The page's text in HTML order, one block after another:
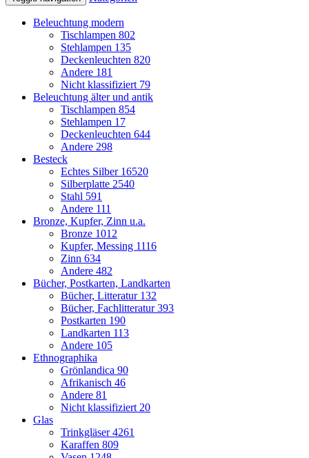
Beleuchtung modern
Tischlampen 802
Stehlampen 135
Deckenleuchten 820
Andere 181
Nicht klassifiziert 79
Beleuchtung älter und antik
Tischlampen 854
Stehlampen 17
Deckenleuchten 644
Andere 298
Besteck
Echtes Silber 16520
Silberplatte 2540
Stahl 591
Andere 111
Bronze, Kupfer, Zinn u.a.
Bronze 1012
Kupfer, Messing 1116
Zinn 634
Andere 482
Bücher, Postkarten, Landkarten
Bücher, Litteratur 132
Bücher, Fachlitteratur393
Postkarten 190
Landkarten 113
Andere 105
Ethnographika
Grönlandica 90
Afrikanisch 46
Andere 81
Nicht klassifiziert 20
Glas
Trinkgläser4261
Karaffen 809